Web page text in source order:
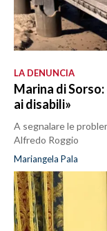
LA DENUNCIA
Marina di
ai disabili»
A segnalare le
Alfredo Roggio
Mariangela Pala